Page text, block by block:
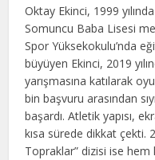
Oktay Ekinci, 1999
Somuncu Baba Lisesi
Spor Yüksekokulu’nda
büyüyen Ekinci, 2019
yarışmasına katılarak
bin başvuru arasından
başardı. Atletik yapısı,
kısa sürede dikkat çekti.
Topraklar” dizisi ise